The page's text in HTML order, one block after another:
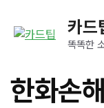
카드
똑똑한
한화손